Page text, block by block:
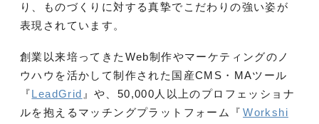
り、ものづくりに対する真摯でこだわりの強い姿が
表現されています。
創業以来培ってきたWeb制作やマーケティングのノ
ウハウを活かして制作された国産CMS・MAツール
『LeadGrid 』や、50,000人以上のプロフェッショナ
ルを抱えるマッチングプラットフォーム『 Workshi